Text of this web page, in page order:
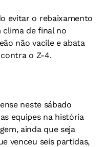
evitar o rebaixamento
clima de final no
não vacile e abata
o Z-4.
neste sábado
equipes na história
ainda que seja
venceu seis partidas,